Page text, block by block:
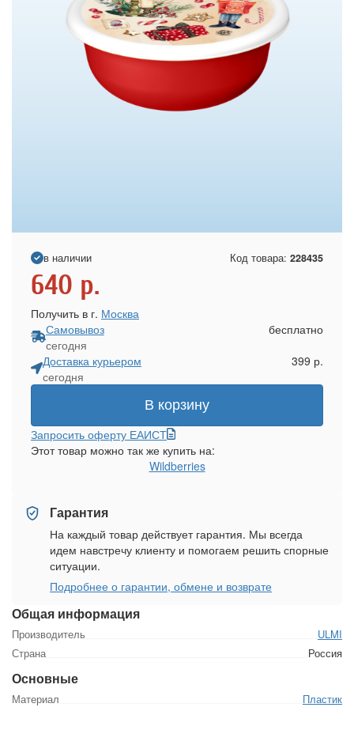
Общая информация
Производитель
ULMI
Страна
Россия
Основные
Материал Пластик
в наличии Код товара: 228435
640 р.
Получить в г. Москва
Самовывоз
сегодня
бесплатно
Доставка курьером
сегодня
399 р.
В корзину
Запросить оферту ЕАИСТ
Этот товар можно так же купить на:
Wildberries
Гарантия
На каждый товар действует гарантия. Мы всегда
идем навстречу клиенту и помогаем решить спорные
ситуации.
Подробнее о гарантии, обмене и возврате